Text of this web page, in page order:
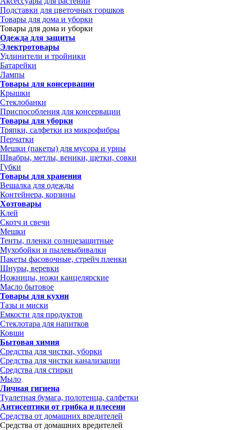
Подставки для цветочных горшков
Товары для дома и уборки
Товары для дома и уборки
Одежда для защиты
Электротовары
Удлинители и тройники
Батарейки
Лампы
Товары для консервации
Крышки
Стеклобанки
Приспособления для консервации
Товары для уборки
Тряпки, салфетки из микрофибры
Перчатки
Мешки (пакеты) для мусора и урны
Швабры, метлы, веники, щетки, совки
Губки
Товары для хранения
Вешалка для одежды
Контейнера, корзины
Хозтовары
Клей
Скотч и свечи
Мешки
Тенты, пленки солнцезащитные
Мухобойки и пылевыбивалки
Пакеты фасовочные, стрейч пленки
Шнуры, веревки
Ножницы, ножи канцелярские
Масло бытовое
Товары для кухни
Тазы и миски
Емкости для продуктов
Стеклотара для напитков
Ковши
Бытовая химия
Средства для чистки, уборки
Средства для чистки канализации
Средства для стирки
Мыло
Личная гигиена
Туалетная бумага, полотенца, салфетки
Антисептики от грибка и плесени
Средства от домашних вредителей
Средства от домашних вредителей